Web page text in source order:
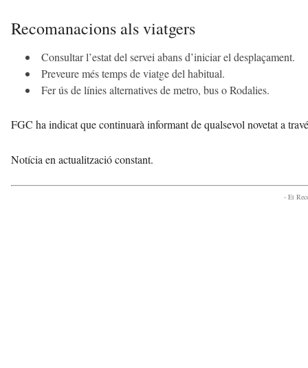
Recomanacions als viatgers
Consultar l’estat del servei abans d’iniciar el desplaçament.
Preveure més temps de viatge del habitual.
Fer ús de línies alternatives de metro, bus o Rodalies.
FGC ha indicat que continuarà informant de qualsevol novetat a
Notícia en actualització constant.
- Et